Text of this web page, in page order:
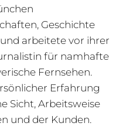
Geschichte
arbeitete vor ihrer
für namhafte
Fernsehen.
Erfahrung
Sicht, Arbeitsweise
und der Kunden.